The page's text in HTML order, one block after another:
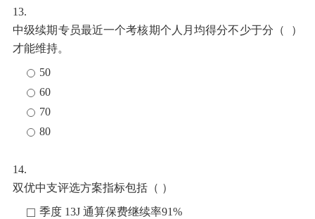
13.
中级续期专员最近一个考核期个人月均得分不少于分（
）
才能维持。
50
60
70
80
14.
双优中支评选方案指标包括（ ）
季度 13J 通算保费继续率91%